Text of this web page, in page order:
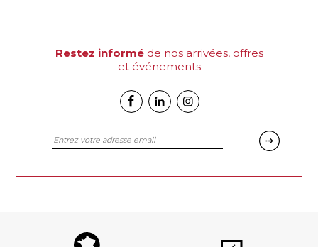
Restez informéde nos arrivées, offres
et événements
FacebookLinkedinInstagram